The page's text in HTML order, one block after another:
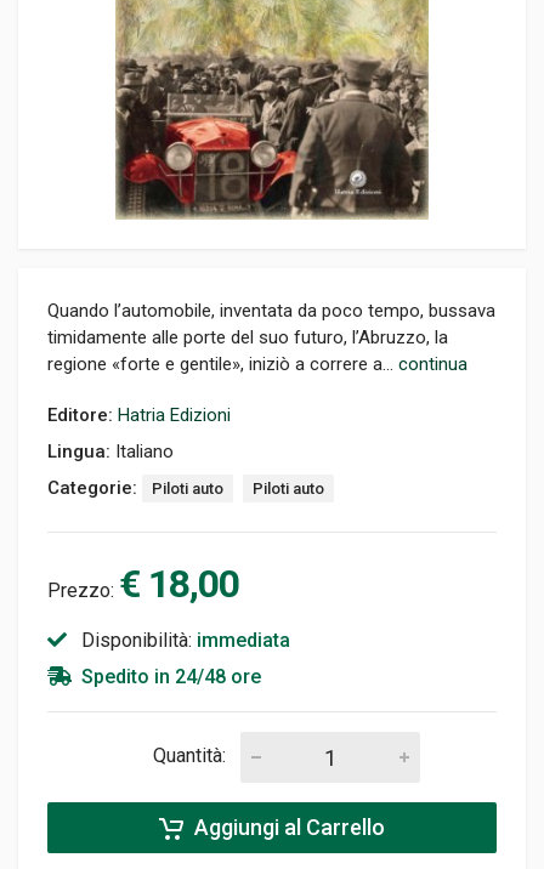
Quando l’automobile, inventata da poco tempo, bussava
timidamente alle porte del suo futuro, l’Abruzzo, la
regione «forte e gentile», iniziò a correre a... continua
Editore: Hatria Edizioni
Lingua: Italiano
Categorie:
Piloti auto Piloti auto
Prezzo: € 18,00
Disponibilità: immediata
Spedito in 24/48 ore
Quantità:
Aggiungi al Carrello